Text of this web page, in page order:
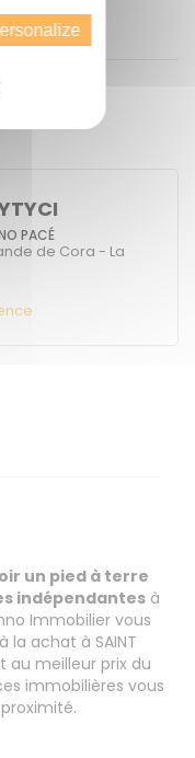
PACÉ
de Cora - La
un pied à terre
indépendantes à
Immobilier vous
à la achat à SAINT
au meilleur prix du
immobilières vous